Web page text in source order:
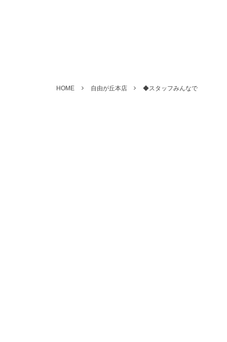
HOME 自由が丘本店 ◆スタッフみんなで